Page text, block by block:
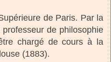
de Paris. Par la
de philosophie
chargé de cours à la
(1883).